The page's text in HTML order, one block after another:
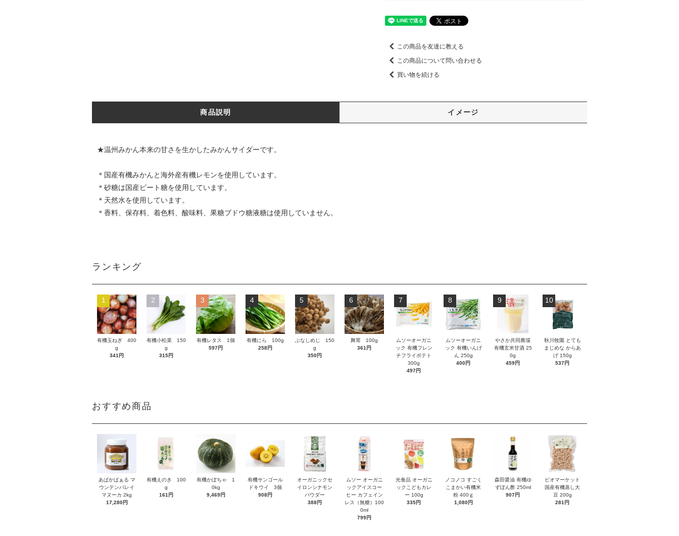
この商品を友達に教える
この商品について問い合わせる
買い物を続ける
商品説明 イメージ
★温州みかん本来の甘さを生かしたみかんサイダーです。
＊国産有機みかんと海外産有機レモンを使用しています。
＊砂糖は国産ビート糖を使用しています。
＊天然水を使用しています。
＊香料、保存料、着色料、酸味料、果糖ブドウ糖液糖は使用していません。
ランキング
1
有機玉ねぎ 400
g
341円
2
有機小松菜 150
g
315円
3
有機レタス 1個
597円
4
有機にら 100g
258円
5
ぶなしめじ 150
g
350円
6
舞茸 100g
361円
7
ムソーオーガニ
ック 有機フレン
チフライポテト
300g
497円
8
ムソーオーガニ
ック 有機いんげ
ん 250g
400円
9
やさか共同農場
有機玄米甘酒 25
0g
459円
10
秋川牧園 とても
まじめな からあ
げ 150g
537円
おすすめ商品
あぱかばぁる マ
ウンテンバレイ
マヌーカ 2kg
17,280円
有機えのき 100
g
161円
有機かぼちゃ 1
0kg
9,469円
有機サンゴール
ドキウイ 3個
908円
オーガニックセ
イロンシナモン
パウダー
388円
ムソー オーガニ
ックアイスコー
ヒー カフェイン
レス（無糖）100
0ml
799円
光食品 オーガニ
ックこどもカレ
ー 100g
335円
ノコノコ すごく
こまかい有機米
粉 400ｇ
1,080円
森田醤油 有機ゆ
ずぽん酢 250ml
907円
ビオマーケット
国産有機蒸し大
豆 200g
281円